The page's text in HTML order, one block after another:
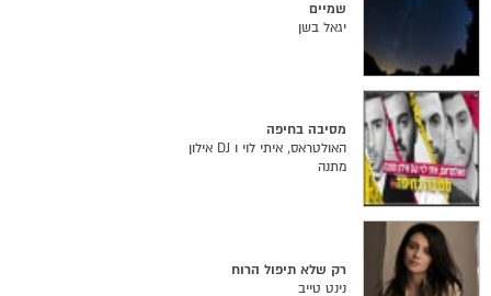
שמיים
יגאל בשן
מסיבה בחיפה
האולטראס, איתי לוי ו DJ אילון
מתנה
רק שלא תיפול הרוח
נינט טייב